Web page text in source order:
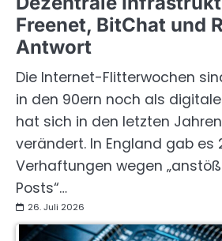
Freenet, BitChat und
Antwort
Die Internet-Flitterwochen
in den 90ern noch als
hat sich in den letzten
verändert. In England gab es
Verhaftungen wegen
Posts“…
26. Juli 2026